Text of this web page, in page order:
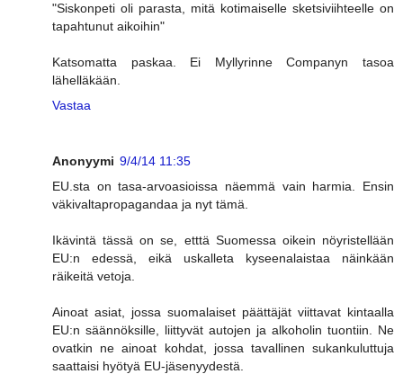
"Siskonpeti oli parasta, mitä kotimaiselle sketsiviihteelle on
tapahtunut aikoihin"
Katsomatta paskaa. Ei Myllyrinne Companyn tasoa
lähelläkään.
Vastaa
Anonyymi 9/4/14 11:35
EU.sta on tasa-arvoasioissa näemmä vain harmia. Ensin
väkivaltapropagandaa ja nyt tämä.
Ikävintä tässä on se, etttä Suomessa oikein nöyristellään
EU:n edessä, eikä uskalleta kyseenalaistaa näinkään
räikeitä vetoja.
Ainoat asiat, jossa suomalaiset päättäjät viittavat kintaalla
EU:n säännöksille, liittyvät autojen ja alkoholin tuontiin. Ne
ovatkin ne ainoat kohdat, jossa tavallinen sukankuluttuja
saattaisi hyötyä EU-jäsenyydestä.